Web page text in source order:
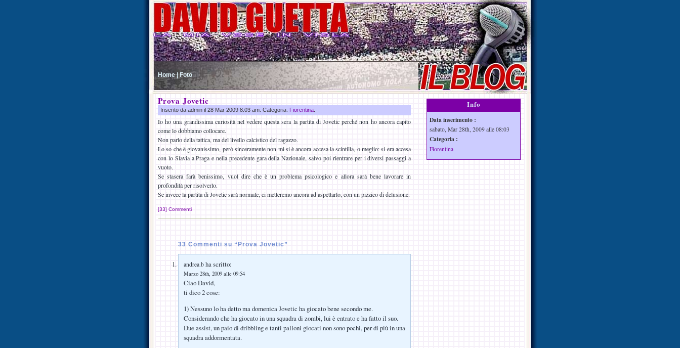
Home | Foto
Prova Jovetic
Inserito da admin il 28 Mar 2009 8:03 am. Categoria: Fiorentina
Io ho una grandissima curiosità nel vedere questa sera la partita di Jovetic perché non ho ancora capito
come lo dobbiamo collocare.
Non parlo della tattica, ma del livello calcistico del ragazzo.
Lo so che è giovanissimo, però sinceramente non mi si è ancora accesa la scintilla, o meglio: si era accesa
con lo Slavia a Praga e nella precedente gara della Nazionale, salvo poi rientrare per i diversi passaggi a
vuoto.
Se stasera farà benissimo, vuol dire che è un problema psicologico e allora sarà bene lavorare in
profondità per risolverlo.
Se invece la partita di Jovetic sarà normale, ci metteremo ancora ad aspettarlo, con un pizzico di delusione.
[33] Commenti
33 Commenti su “Prova Jovetic”
andrea.b ha scritto:
Marzo 28th, 2009 alle 09:54
Ciao David,
ti dico 2 cose:
1) Nessuno lo ha detto ma domenica Jovetic ha giocato bene secondo me.
Considerando che ha giocato in una squadra di zombi, lui è entrato e ha fatto il suo.
Due assist, un paio di dribbling e tanti palloni giocati non sono pochi, per di più in una
squadra addormentata.
Info
Data inserimento :
sabato, Mar 28th, 2009 alle 08:03
Categoria :
Fiorentina